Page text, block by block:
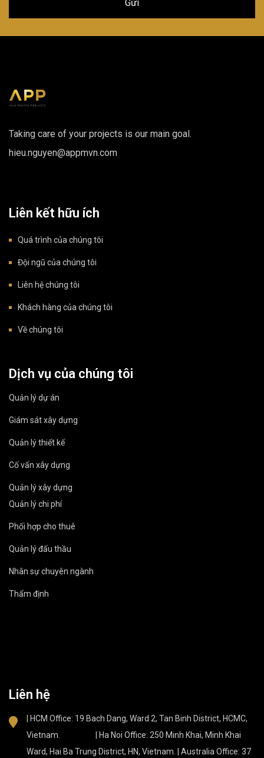
Taking care of your projects is our main goal.
hieu.nguyen@appmvn.com
Liên kết hữu ích
Quá trình của chúng tôi
Đội ngũ của chúng tôi
Liên hệ chúng tôi
Khách hàng của chúng tôi
Về chúng tôi
Dịch vụ của chúng tôi
Quản lý dự án
Giám sát xây dựng
Quản lý thiết kế
Cố vấn xây dựng
Quản lý xây dựng
Quản lý chi phí
Phối hợp cho thuê
Quản lý đấu thầu
Nhân sự chuyên ngành
Thẩm định
Liên hệ
| HCM Office: 19 Bach Dang, Ward 2, Tan Binh District, HCMC,
Vietnam. | Ha Noi Office: 250 Minh Khai, Minh Khai
Ward, Hai Ba Trung District, HN, Vietnam. | Australia Office: 37